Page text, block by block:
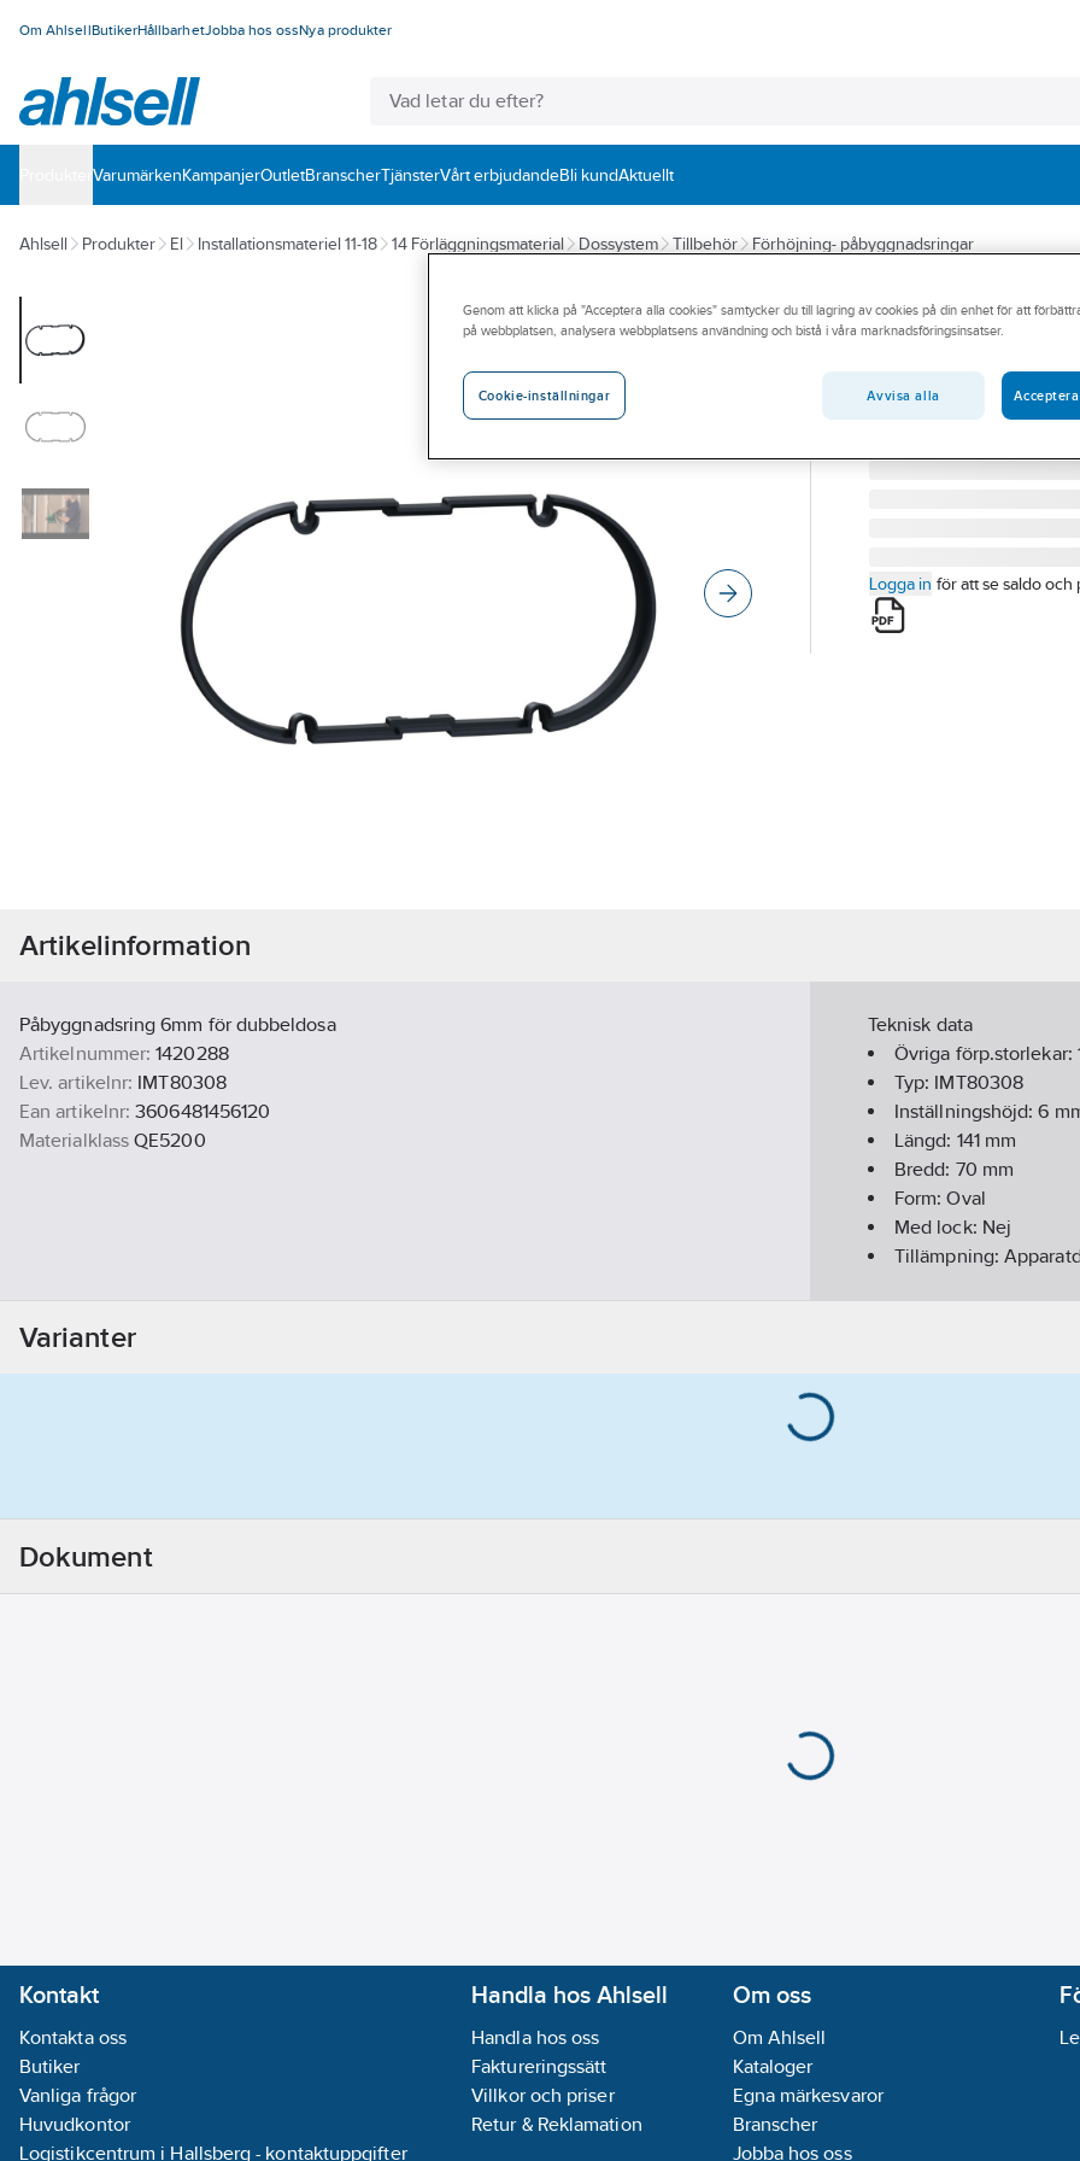
Om AhlsellButikerHållbarhetJobba hos ossNya produkter
VarumärkenKampanjerOutletBranscherTjänsterVårt erbjudandeBli kundAktuellt
Ahlsell Produkter El Installationsmateriel 11-18 14 Förläggningsmaterial Dossystem Tillbehör Förhöjning- påbyggnadsringar
SCHNEIDER ELECTRIC
PÅBYGGNADSRING
Artikelnummer:
1420288
IMT80308
Logga in för att se saldo och
Artikelinformation
Påbyggnadsring 6mm för dubbeldosa
Artikelnummer: 1420288
Lev. artikelnr: IMT80308
Ean artikelnr: 3606481456120
Materialklass QE5200
Teknisk data
Övriga förp.storlekar:
Typ: IMT80308
Inställningshöjd:6
Längd: 141mm
Bredd: 70 mm
Form:Oval
Med lock: Nej
Tillämpning:
REACH Datum:2025-
Varianter
Dokument
Kontakt
Kontakta oss
Butiker
Vanliga frågor
Huvudkontor
Logistikcentrum i Hallsberg - kontaktuppgifter
Handla hos Ahlsell
Handla hos oss
Faktureringssätt
Villkor och priser
Retur & Reklamation
Om oss
Om Ahlsell
Kataloger
Egna märkesvaror
Branscher
Jobba hos oss
Genom att klicka på "Acceptera alla cookies" samtycker du till lagring av cookies på din enhet för att
på webbplatsen, analysera webbplatsens användning och bistå i våra marknadsföringsinsatser.
Cookie-inställningar Avvisa alla